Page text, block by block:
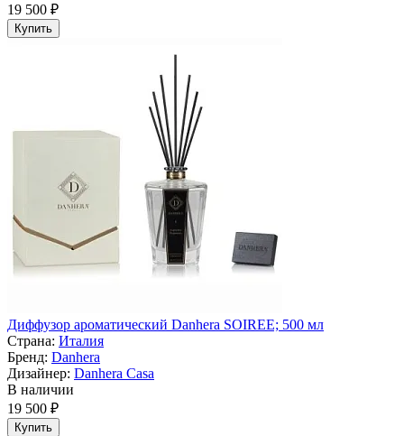
19 500 ₽
Купить
Диффузор ароматический Danhera SOIREE; 500 мл
Страна: Италия
Бренд: Danhera
Дизайнер: Danhera Casa
В наличии
19 500 ₽
Купить